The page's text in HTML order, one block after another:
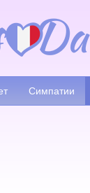
Симпатии